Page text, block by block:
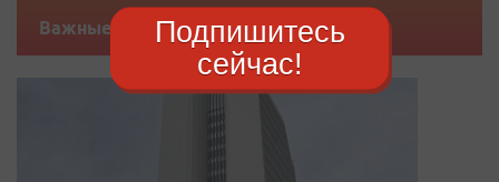
Важные новостиПодпишитесь
сейчас!